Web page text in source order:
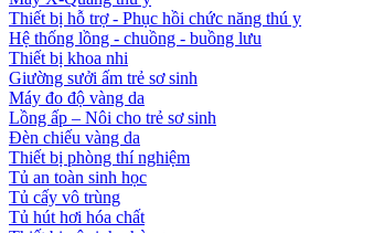
Thiết bị hỗ trợ - Phục hồi chức năng thú y
Hệ thống lồng - chuồng - buồng lưu
Thiết bị khoa nhi
Giường sưởi ấm trẻ sơ sinh
Máy đo độ vàng da
Lồng ấp – Nôi cho trẻ sơ sinh
Đèn chiếu vàng da
Thiết bị phòng thí nghiệm
Tủ an toàn sinh học
Tủ cấy vô trùng
Tủ hút hơi hóa chất